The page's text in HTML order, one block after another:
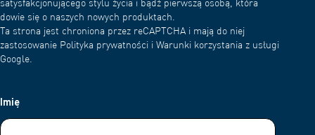
satysfakcjonującego stylu życia i bądź pierwszą osobą, która
dowie się o naszych nowych produktach.
Ta strona jest chroniona przez reCAPTCHA i mają do niej
zastosowanie Polityka prywatności i Warunki korzystania z usługi
Google.
Imię